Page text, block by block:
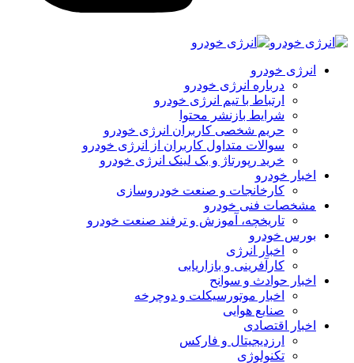
انرژی خودرو
درباره انرژی خودرو
ارتباط با تیم انرژی خودرو
شرایط بازنشر محتوا
حریم شخصی کاربران انرژی خودرو
سوالات متداول کاربران از انرژی خودرو
خرید رپورتاژ و بک لینک انرژی خودرو
اخبار خودرو
کارخانجات و صنعت خودروسازی
مشخصات فنی خودرو
تاریخچه، آموزش و ترفند صنعت خودرو
بورس خودرو
اخبار انرژی
کارآفرینی و بازاریابی
اخبار حوادث و سوانح
اخبار موتورسیکلت و دوچرخه
صنایع هوایی
اخبار اقتصادی
ارزدیجیتال و فارکس
تکنولوژی